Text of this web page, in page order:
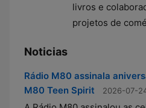
livros e
projetos de
Noticias
Rádio M80 assinala
M80 Teen Spirit
2026-07-